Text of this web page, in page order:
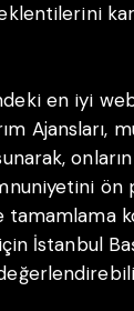
en iyi web
Ajansları,
İstanbul